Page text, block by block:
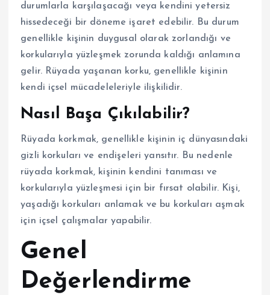
durumlarla karşılaşacağı veya kendini yetersiz
hissedeceği bir döneme işaret edebilir. Bu durum
genellikle kişinin duygusal olarak zorlandığı ve
korkularıyla yüzleşmek zorunda kaldığı anlamına
gelir. Rüyada yaşanan korku, genellikle kişinin
kendi içsel mücadeleleriyle ilişkilidir.
Nasıl Başa Çıkılabilir?
Rüyada korkmak, genellikle kişinin iç dünyasındaki
gizli korkuları ve endişeleri yansıtır. Bu nedenle
rüyada korkmak, kişinin kendini tanıması ve
korkularıyla yüzleşmesi için bir fırsat olabilir. Kişi,
yaşadığı korkuları anlamak ve bu korkuları aşmak
için içsel çalışmalar yapabilir.
Genel
Değerlendirme